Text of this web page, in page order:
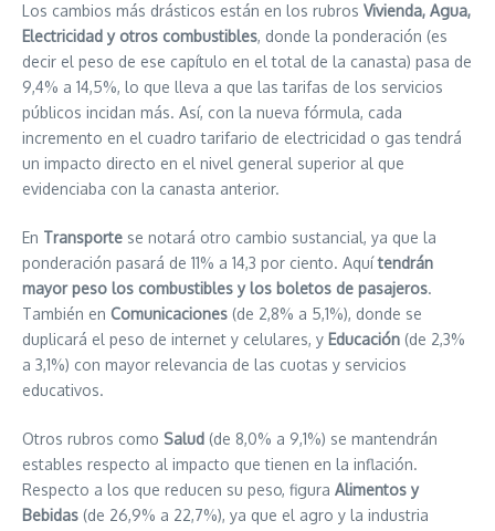
Los cambios más drásticos están en los rubros Vivienda, Agua,
Electricidad y otros combustibles, donde la ponderación (es
decir el peso de ese capítulo en el total de la canasta) pasa de
9,4% a 14,5%, lo que lleva a que las tarifas de los servicios
públicos incidan más. Así, con la nueva fórmula, cada
incremento en el cuadro tarifario de electricidad o gas tendrá
un impacto directo en el nivel general superior al que
evidenciaba con la canasta anterior.
En Transporte se notará otro cambio sustancial, ya que la
ponderación pasará de 11% a 14,3 por ciento. Aquítendrán
mayor peso los combustibles y los boletos de pasajeros.
También en Comunicaciones (de 2,8% a 5,1%), donde se
duplicará el peso de internet y celulares, y Educación (de 2,3%
a 3,1%) con mayor relevancia de las cuotas y servicios
educativos.
Otros rubros como Salud (de 8,0% a 9,1%) se mantendrán
estables respecto al impacto que tienen en la inflación.
Respecto a los que reducen su peso, figura Alimentos y
Bebidas (de 26,9% a 22,7%), ya que el agro y la industria